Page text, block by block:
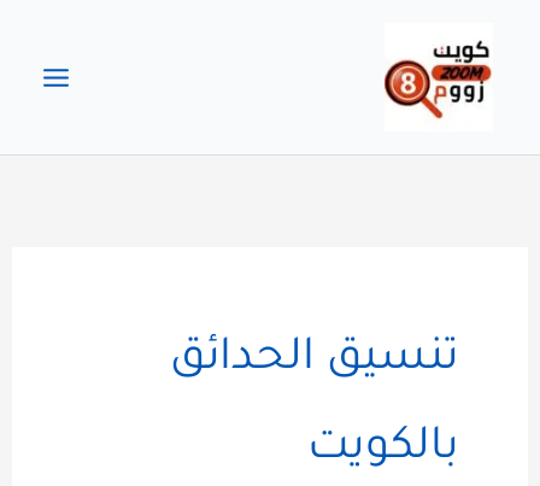
المحتوى
تنسيق الحدائق
بالكويت